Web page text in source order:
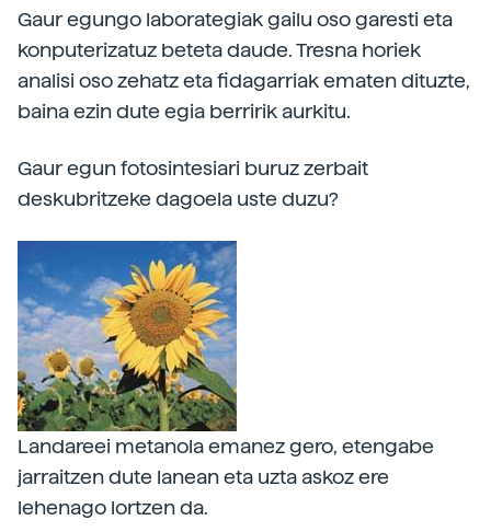
Gaur egungo laborategiak gailu oso garesti eta
konputerizatuz beteta daude. Tresna horiek
analisi oso zehatz eta fidagarriak ematen dituzte,
baina ezin dute egia berririk aurkitu.
Gaur egun fotosintesiari buruz zerbait
deskubritzeke dagoela uste duzu?
Landareei metanola emanez gero, etengabe
jarraitzen dute lanean eta uzta askoz ere
lehenago lortzen da.